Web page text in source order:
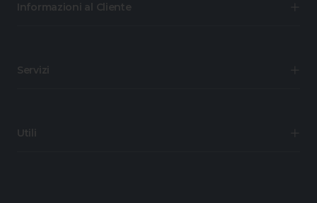
Informazioni al Cliente
Servizi
Utili